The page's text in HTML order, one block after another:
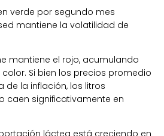
verde por segundo mes
mantiene la volatilidad de
mantiene el rojo, acumulando
color. Si bien los precios promedio
de la inflación, los litros
caen significativamente en
láctea está creciendo en